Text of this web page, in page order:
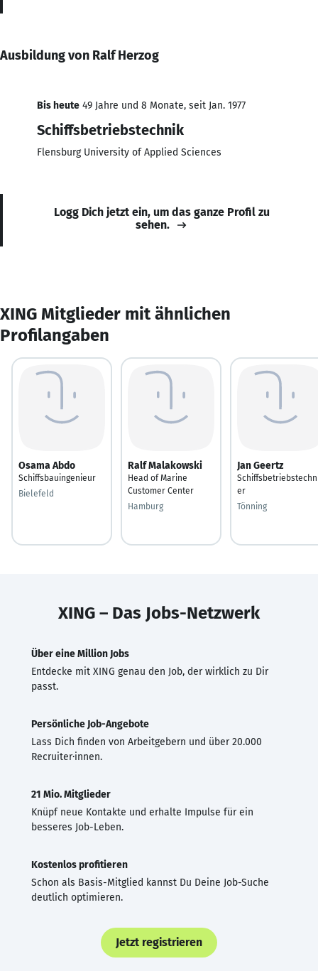
Ausbildung von Ralf Herzog
Bis heute 49 Jahre und 8 Monate, seit Jan. 1977
Schiffsbetriebstechnik
Flensburg University of Applied Sciences
Logg Dich jetzt ein, um das ganze Profil zu
sehen.
XING Mitglieder mit ähnlichen
Profilangaben
Osama Abdo
Schiffsbauingenieur
Bielefeld
Ralf Malakowski
Head of Marine
Customer Center
Hamburg
Jan Geertz
er
Tönning
XING – Das Jobs-Netzwerk
Über eine Million Jobs
Entdecke mit XING genau den Job, der wirklich zu Dir
passt.
Persönliche Job-Angebote
Lass Dich finden von Arbeitgebern und über 20.000
Recruiter·innen.
21 Mio. Mitglieder
Knüpf neue Kontakte und erhalte Impulse für ein
besseres Job-Leben.
Kostenlos profitieren
Schon als Basis-Mitglied kannst Du Deine Job-Suche
deutlich optimieren.
Jetzt registrieren